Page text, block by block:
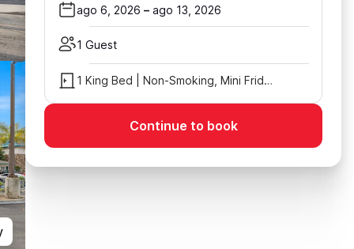
ago 6, 2026 – ago 13, 2026
1 Guest
1 King Bed | Non-Smoking, Mini Fridge
Continue to book